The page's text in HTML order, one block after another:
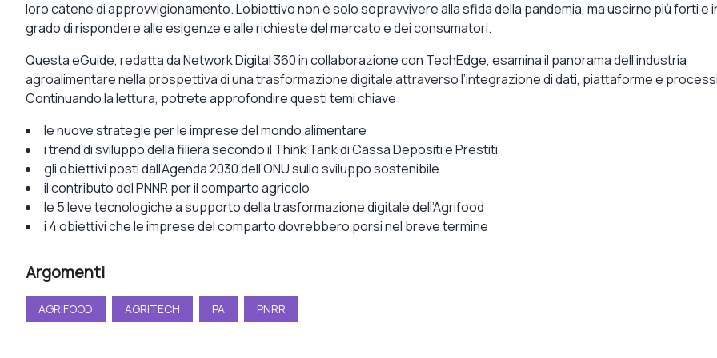
loro catene di approvvigionamento. L’obiettivo non è solo sopravvivere alla sfida della pandemia, ma uscirne più forti e
grado di rispondere alle esigenze e alle richieste del mercato e dei consumatori.
Questa eGuide, redatta da Network Digital 360 in collaborazione con TechEdge, esamina il panorama dell’industria
agroalimentare nella prospettiva di una trasformazione digitale attraverso l’integrazione di dati, piattaforme e
Continuando la lettura, potrete approfondire questi temi chiave:
le nuove strategie per le imprese del mondo alimentare
i trend di sviluppo della filiera secondo il Think Tank di Cassa Depositi e Prestiti
gli obiettivi posti dall’Agenda 2030 dell’ONU sullo sviluppo sostenibile
il contributo del PNNR per il comparto agricolo
le 5 leve tecnologiche a supporto della trasformazione digitale dell’Agrifood
i 4 obiettivi che le imprese del comparto dovrebbero porsi nel breve termine
Argomenti
AGRIFOOD AGRITECH PA PNRR